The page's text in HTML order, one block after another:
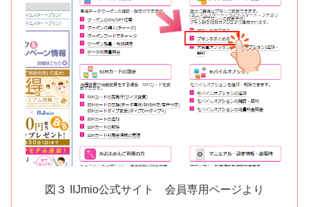
図３ IIJmio公式サイト 会員専用ページより